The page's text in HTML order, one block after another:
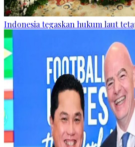
Indonesia tegaskan hukum laut